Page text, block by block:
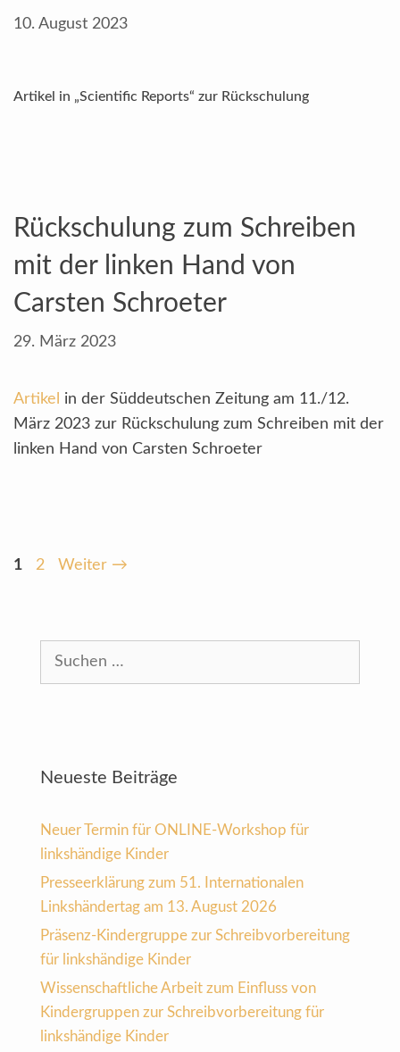
10. August 2023
Artikel in „Scientific Reports“ zur Rückschulung
Rückschulung zum Schreiben
mit der linken Hand von
Carsten Schroeter
29. März 2023
Artikel
in der Süddeutschen Zeitung am 11./12.
März 2023 zur Rückschulung zum Schreiben mit der
linken Hand von Carsten Schroeter
Seite
1 Seite
2 Weiter →
Suchen
Neueste Beiträge
Neuer Termin für ONLINE-Workshop für
linkshändige Kinder
Presseerklärung zum 51. Internationalen
Linkshändertag am 13. August 2026
Präsenz-Kindergruppe zur Schreibvorbereitung
für linkshändige Kinder
Wissenschaftliche Arbeit zum Einfluss von
Kindergruppen zur Schreibvorbereitung für
linkshändige Kinder